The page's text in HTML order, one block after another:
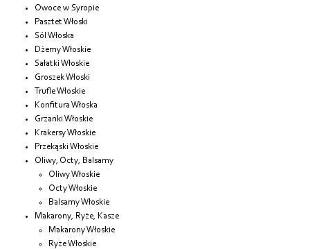
Owoce w Syropie
Pasztet Włoski
Sól Włoska
Dżemy Włoskie
Sałatki Włoskie
Groszek Włoski
Trufle Włoskie
Konfitura Włoska
Grzanki Włoskie
Krakersy Włoskie
Przekąski Włoskie
Oliwy, Octy, Balsamy
Oliwy Włoskie
Octy Włoskie
Balsamy Włoskie
Makarony, Ryże, Kasze
Makarony Włoskie
Ryże Włoskie